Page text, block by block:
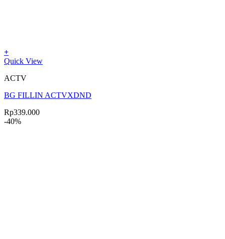
+
Quick View
ACTV
BG FILLIN ACTVXDND
Rp339.000
-40%